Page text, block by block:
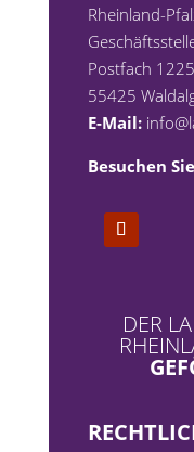
Rheinland-
Postfach 1225
55425
E-Mail:
Besuchen
DER